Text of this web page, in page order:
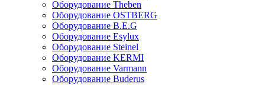
Оборудование Theben
Оборудование OSTBERG
Оборудование B.E.G
Оборудование Esylux
Оборудование Steinel
Оборудование KERMI
Оборудование Varmann
Оборудование Buderus